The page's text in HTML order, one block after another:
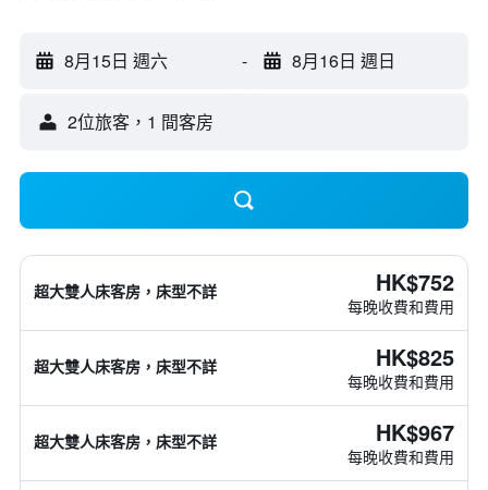
8月15日 週六 - 8月16日 週日
2位旅客，1 間客房
超大雙人床客房，床型不詳 HK$752
每晚收費和費用
超大雙人床客房，床型不詳 HK$825
每晚收費和費用
超大雙人床客房，床型不詳 HK$967
每晚收費和費用